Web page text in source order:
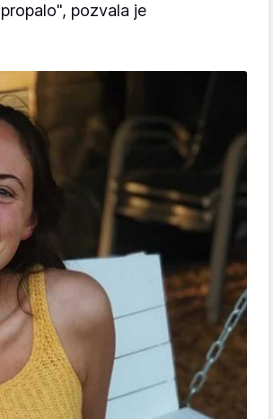
pozvala je